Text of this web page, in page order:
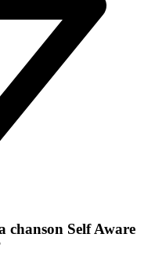
chanson Self Aware